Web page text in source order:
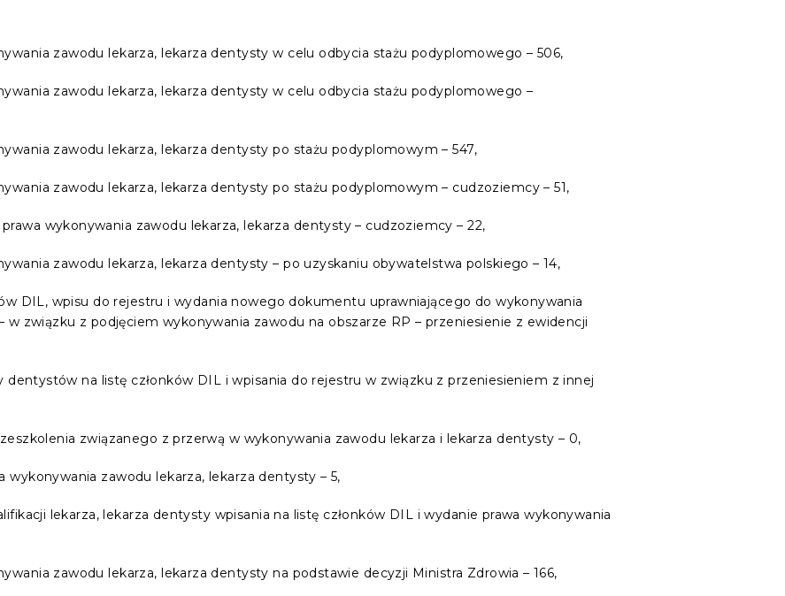
zawodu lekarza, lekarza dentysty w celu odbycia stażu podyplomowego – 506,
zawodu lekarza, lekarza dentysty w celu odbycia stażu podyplomowego –
zawodu lekarza, lekarza dentysty po stażu podyplomowym – 547,
zawodu lekarza, lekarza dentysty po stażu podyplomowym – cudzoziemcy – 51,
wykonywania zawodu lekarza, lekarza dentysty – cudzoziemcy – 22,
zawodu lekarza, lekarza dentysty – po uzyskaniu obywatelstwa polskiego – 14,
DIL, wpisu do rejestru i wydania nowego dokumentu uprawniającego do wykonywania
w związku z podjęciem wykonywania zawodu na obszarze RP – przeniesienie z ewidencji
dentystów na listę członków DIL i wpisania do rejestru w związku z przeniesieniem z innej
związanego z przerwą w wykonywania zawodu lekarza i lekarza dentysty – 0,
wykonywania zawodu lekarza, lekarza dentysty – 5,
lekarza, lekarza dentysty wpisania na listę członków DIL i wydanie prawa wykonywania
zawodu lekarza, lekarza dentysty na podstawie decyzji Ministra Zdrowia – 166,